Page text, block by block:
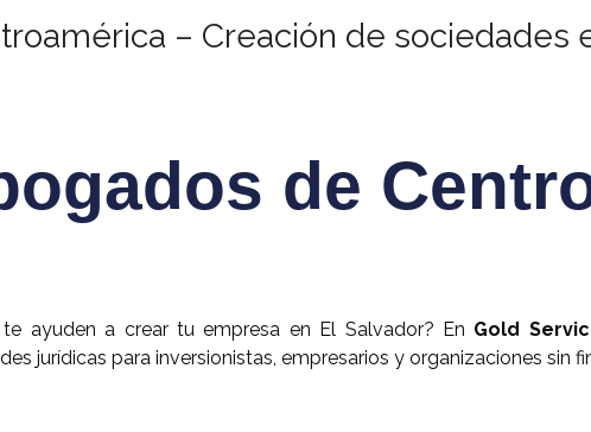
– Creación de sociedades
de
ayuden a crear tu empresa en El Salvador? En Gold
jurídicas para inversionistas, empresarios y organizaciones sin